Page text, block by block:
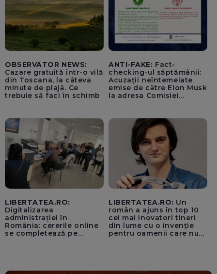
OBSERVATOR NEWS:
Cazare gratuită într-o vilă
din Toscana, la câteva
minute de plajă. Ce
trebuie să faci în schimb
ANTI-FAKE: Fact-
checking-ul săptămânii:
Acuzații neîntemeiate
emise de către Elon Musk
la adresa Comisiei
pentru instaurarea
„cenzurii” pe platforma X
LIBERTATEA.RO:
Digitalizarea
administrației în
România: cererile online
se completează pe
LIBERTATEA.RO: Un
român a ajuns în top 10
cei mai inovatori tineri
din lume cu o invenție
pentru oamenii care nu